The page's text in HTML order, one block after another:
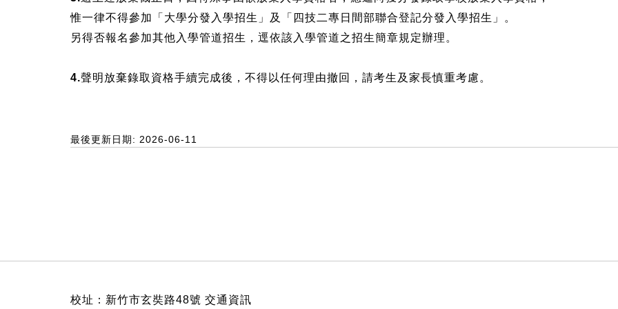
惟一律不得參加「大學分發入學招生」及「四技二專日間部聯合登記分發入學招生」。
另得否報名參加其他入學管道招生，逕依該入學管道之招生簡章規定辦理。
4.聲明放棄錄取資格手續完成後，不得以任何理由撤回，請考生及家長慎重考慮。
最後更新日期: 2026-06-11
校址：新竹市玄奘路48號 交通資訊